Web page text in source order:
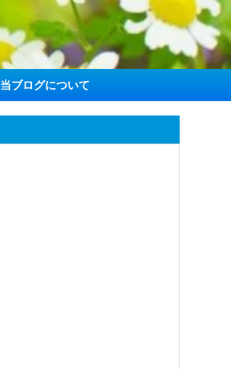
当ブログについて